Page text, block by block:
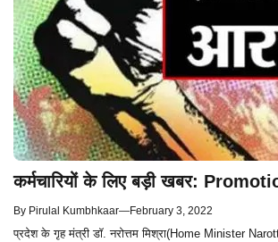
कर्मचारियों के लिए बड़ी खबर:
By Pirulal Kumbhkaar—February 3, 2022
प्रदेश के गृह मंत्री डॉ. नरोत्तम मिश्रा(Home Minister